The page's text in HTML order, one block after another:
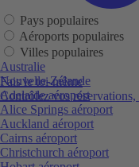
Fais le toi-même
Contrôlez vos
Pays populaires
Aéroports populaires
Villes populaires
Australie
Nouvelle-Zélande
Adelaide aéroport
Alice Springs aéroport
Auckland aéroport
Cairns aéroport
Christchurch aéroport